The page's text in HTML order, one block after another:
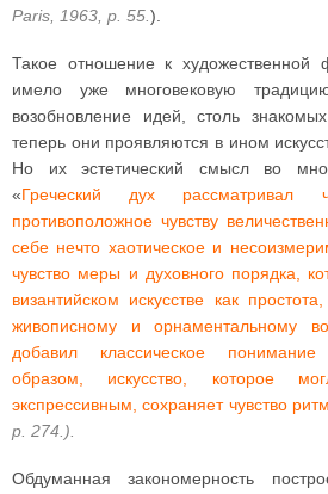
Paris, 1963, p. 55. ).
Такое отношение к художественной
имело уже многовековую
возобновление идей, столь
теперь они проявляются в ином
Но их эстетический смысл во
«Греческий дух рассматривал
противоположное чувству
себе нечто хаотическое и
чувство меры и духовного порядка,
византийском искусстве как
живописному и орнаментальному
добавил классическое понимание
образом, искусство, которое
экспрессивным, сохраняет чувство
p. 274.).
Обдуманная закономерность